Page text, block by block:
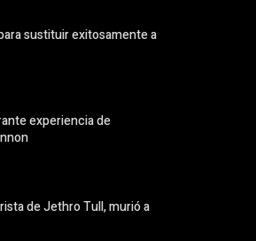
sustituir exitosamente a
experiencia de
de Jethro Tull, murió a